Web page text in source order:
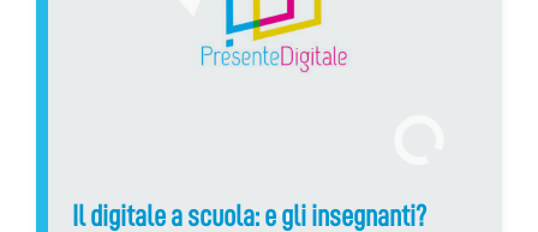
Il digitale a scuola: e gli insegnanti?